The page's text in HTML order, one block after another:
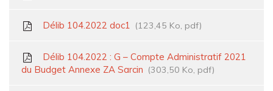
Délib 104.2022 doc1 123,45 Ko, pdf
Délib 104.2022 : G – Compte Administratif 2021
du Budget Annexe ZA Sarcin
303,50 Ko, pdf